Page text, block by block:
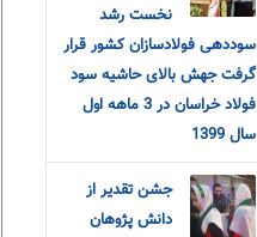
نخست رشد
سوددهی فولادسازان کشور قرار
گرفت جهش بالای حاشیه سود
فولاد خراسان در 3 ماهه اول
سال 1399
جشن تقدیر از
دانش پژوهان